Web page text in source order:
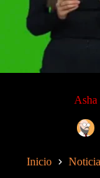
Asha
Inicio